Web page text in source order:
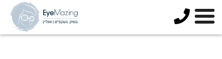
3744678